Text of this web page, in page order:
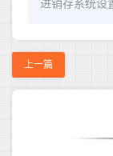
进销存系统设
上一篇